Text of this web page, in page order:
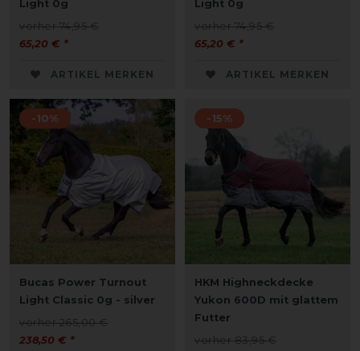
Light 0g
vorher 74,95 €
65,20 € *
ARTIKEL MERKEN
Light 0g
vorher 74,95 €
65,20 € *
ARTIKEL MERKEN
-10%
Bucas Power Turnout
Light Classic 0g - silver
vorher 265,00 €
238,50 € *
-15%
HKM Highneckdecke
Yukon 600D mit glattem
Futter
vorher 83,95 €